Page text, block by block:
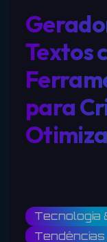
Textos
para
Tecnologia